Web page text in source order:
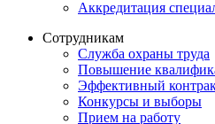
Аккредитация
Сотрудникам
Служба охраны труда
Повышение
Эффективный
Конкурсы и выборы
Прием на работу